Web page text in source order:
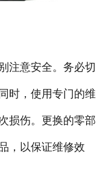
意安全。务必切
时，使用专门的维
损伤。更换的零部
，以保证维修效